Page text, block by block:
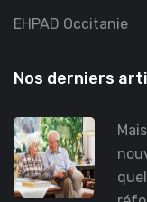
EHPAD Occitanie
Nos derniers